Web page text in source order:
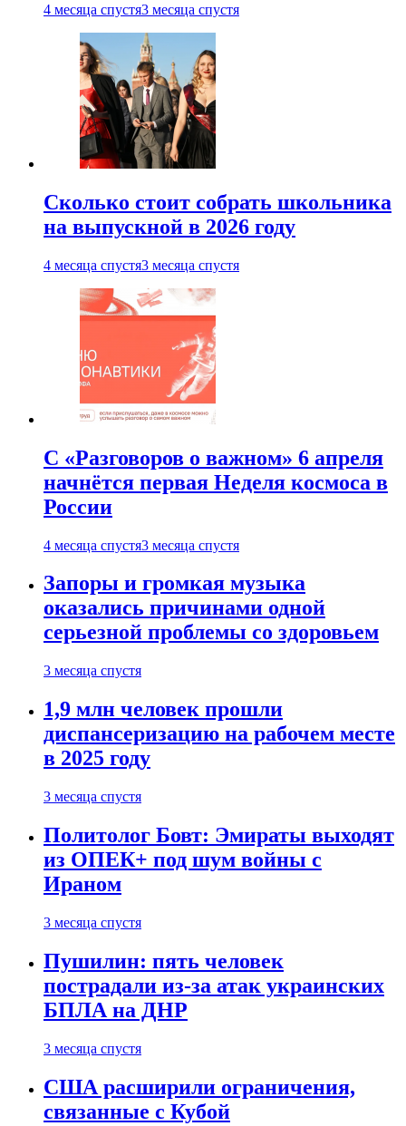
4 месяца спустя3 месяца спустя
Сколько стоит собрать школьника
на выпускной в 2026 году
4 месяца спустя3 месяца спустя
С «Разговоров о важном» 6 апреля
начнётся первая Неделя космоса в
России
4 месяца спустя3 месяца спустя
Запоры и громкая музыка
оказались причинами одной
серьезной проблемы со здоровьем
3 месяца спустя
1,9 млн человек прошли
диспансеризацию на рабочем месте
в 2025 году
3 месяца спустя
Политолог Бовт: Эмираты выходят
из ОПЕК+ под шум войны с
Ираном
3 месяца спустя
Пушилин: пять человек
пострадали из-за атак украинских
БПЛА на ДНР
3 месяца спустя
США расширили ограничения,
связанные с Кубой